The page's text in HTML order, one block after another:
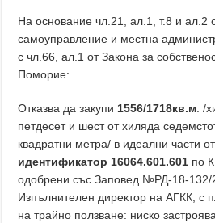
На основание чл.21, ал.1, т.8 и ал.2
самоуправление и местна
с чл.66, ал.1 от Закона за
Поморие:
Отказва да закупи 1556/1718кв.м . /
петдесет и шест от хиляда
квадратни метра/ в идеални части от
идентификатор 16064.601.601 по
одобрени със Заповед №РД-18-132/
Изпълнителен директор на АГКК, с
на трайно ползване: ниско